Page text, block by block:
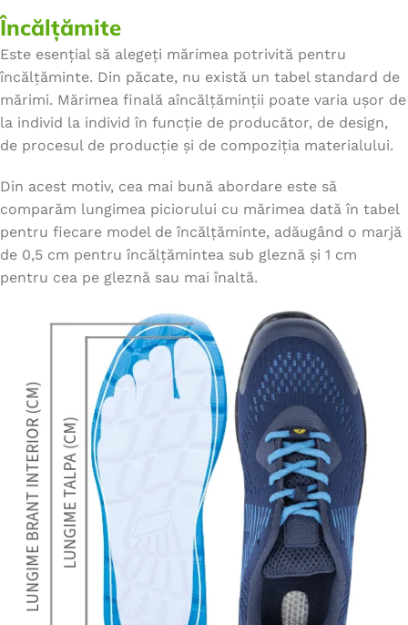
Încălțămite
Este esențial să alegeți mărimea potrivită pentru
încălțăminte. Din păcate, nu există un tabel standard de
mărimi. Mărimea finală aîncălțăminții poate varia ușor de
la individ la individ în funcție de producător, de design,
de procesul de producție și de compoziția materialului.
Din acest motiv, cea mai bună abordare este să
comparăm lungimea piciorului cu mărimea dată în tabel
pentru fiecare model de încălțăminte, adăugând o marjă
de 0,5 cm pentru încălțămintea sub gleznă și 1 cm
pentru cea pe gleznă sau mai înaltă.